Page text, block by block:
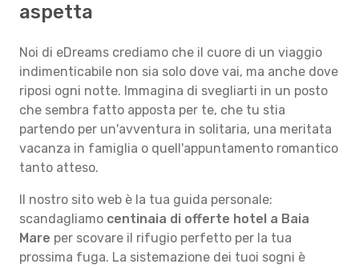
aspetta
Noi di eDreams crediamo che il cuore di un viaggio
indimenticabile non sia solo dove vai, ma anche dove
riposi ogni notte. Immagina di svegliarti in un posto
che sembra fatto apposta per te, che tu stia
partendo per un'avventura in solitaria, una meritata
vacanza in famiglia o quell'appuntamento romantico
tanto atteso.
Il nostro sito web è la tua guida personale:
scandagliamo centinaia di offerte hotel a Baia
Mare per scovare il rifugio perfetto per la tua
prossima fuga. La sistemazione dei tuoi sogni è